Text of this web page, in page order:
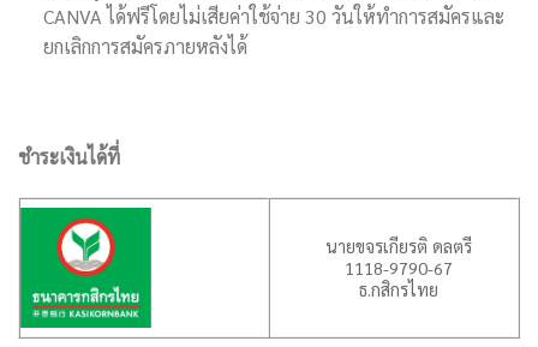
CANVA ได้ฟรีโดยไม่เสียค่าใช้จ่าย 30 วันให้ทำการสมัครและ
ยกเลิกการสมัครภายหลังได้
ชำระเงินได้ที่
นายขจรเกียรติ ดลตรี
1118-9790-67
ธ.กสิกรไทย